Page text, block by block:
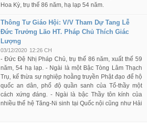
Hoa Kỳ, trụ thế 86 năm, hạ lạp 54 năm.
Thông Tư Giáo Hội: V/V Tham Dự Tang Lễ
Đức Trưởng Lão HT. Pháp Chủ Thích Giác
Lượng
03/12/2020 12:26 CH
- Đức Đệ Nhị Pháp Chủ, trụ thế 86 năm, xuất thế 59
năm, 54 hạ lạp. - Ngài là một Bậc Tòng Lâm Thạch
Trụ, kế thừa sự nghiệp hoằng truyền Phật đạo để hộ
quốc an dân, phổ độ quần sanh của Tổ-thầy một
cách xứng đáng. - Ngài là bậc Thầy tôn kính của
nhiều thế hệ Tăng-Ni sinh tại Quốc nội cũng như Hải